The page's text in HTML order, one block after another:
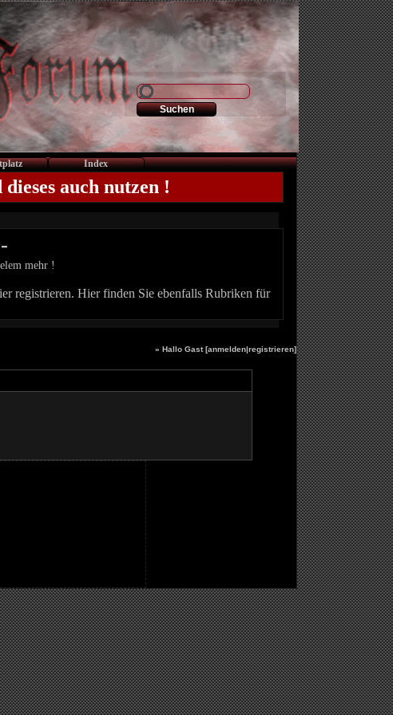
Index
auch nutzen !
mehr !
registrieren. Hier finden Sie ebenfalls Rubriken für
» Hallo Gast [anmelden|registrieren]